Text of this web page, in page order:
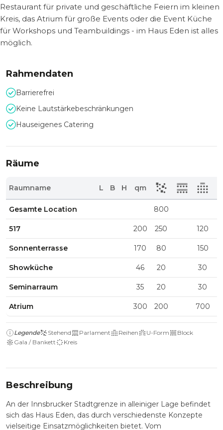
Restaurant für private und geschäftliche Feiern im kleinen
Kreis, das Atrium für große Events oder die Event Küche
für Workshops und Teambuildings - im Haus Eden ist alles
möglich.
Rahmendaten
Barrierefrei
Keine Lautstärkebeschränkungen
Hauseigenes Catering
Räume
Raumname L B H qm
Gesamte Location 800
517 200 250 120
Sonnenterrasse 170 80 150
Showküche 46 20 30
Seminarraum 35 20 30
Atrium 300 200 700
Legende Stehend Parlament Reihen U-Form
Block
Gala / Bankett
Kreis
Beschreibung
An der Innsbrucker Stadtgrenze in alleiniger Lage befindet
sich das Haus Eden, das durch verschiedenste Konzepte
vielseitige Einsatzmöglichkeiten bietet. Vom